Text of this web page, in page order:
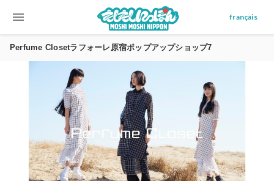
menu français
Perfume Closetラフォーレ原宿ポップアップショップ7